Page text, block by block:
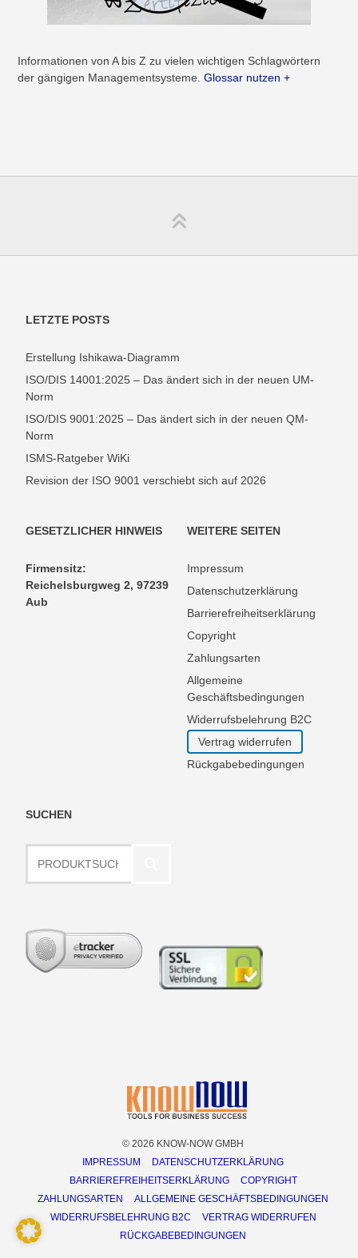
Informationen von A bis Z zu vielen wichtigen Schlagwörtern
der gängigen Managementsysteme.Glossar nutzen +
LETZTE POSTS
Erstellung Ishikawa-Diagramm
ISO/DIS 14001:2025 – Das ändert sich in der neuen UM-
Norm
ISO/DIS 9001:2025 – Das ändert sich in der neuen QM-
Norm
ISMS-Ratgeber WiKi
Revision der ISO 9001 verschiebt sich auf 2026
GESETZLICHER HINWEIS
Firmensitz:
Reichelsburgweg 2, 97239
Aub
WEITERE SEITEN
Impressum
Datenschutzerklärung
Barrierefreiheitserklärung
Copyright
Zahlungsarten
Allgemeine
Geschäftsbedingungen
Widerrufsbelehrung B2C
Vertrag widerrufen
Rückgabebedingungen
SUCHEN
© 2026 KNOW-NOW GMBH
IMPRESSUM
DATENSCHUTZERKLÄRUNG
BARRIEREFREIHEITSERKLÄRUNG
COPYRIGHT
ZAHLUNGSARTEN
ALLGEMEINE GESCHÄFTSBEDINGUNGEN
WIDERRUFSBELEHRUNG B2C
VERTRAG WIDERRUFEN
RÜCKGABEBEDINGUNGEN